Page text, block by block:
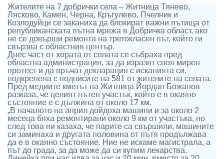
Жителите на 7 добрички села – Житница Тянево,
Лясково, Камен, Черна, Кръгулево, Пчелник и
Козлодуйци се заканиха да блокират важни пътища от
републиканската пътна мрежа в Добричка област, ако
не се довърши ремонта на третокласен път, който ги
свързва с областния център.
Днес част от хората от селата се събраха пред
областна администрация, за да изразят своя мирен
протест и да връчат декларация с исканията си,
подкрепена с подписите на 581 от жителите на селата.
Пред медиите кметът на Житница Йордан Божанов
разказа, че целият пътен участък, който е в окаяно
състояние е с дължина от около 17 км.
„В началото на април дойдоха машини и за около 2
месеца бяха ремонтирани около 9 км от участъка, но
след това ни казаха, че парите са свършили, машините
си заминаха и другата половина от пътя продължава
да е в окаяно състояние. Ние не искаме магистрала, а
път до града, за да може да си купим лекарства.